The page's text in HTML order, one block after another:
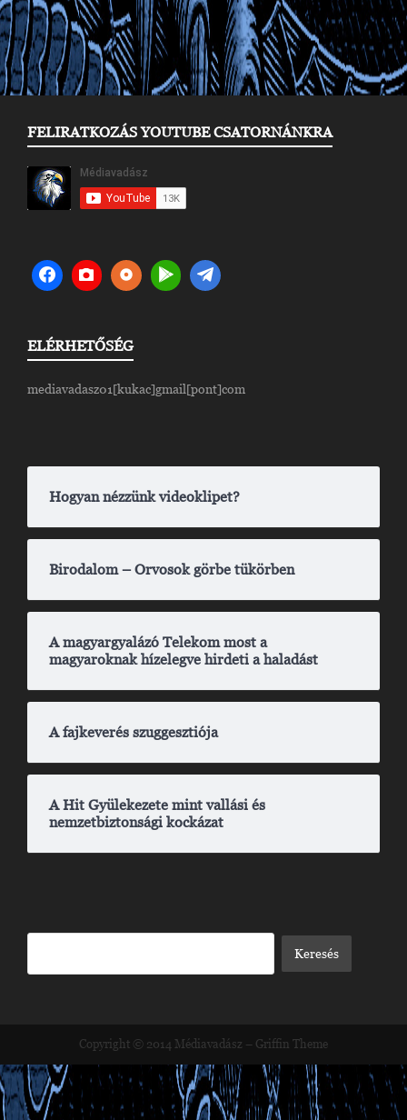
FELIRATKOZÁS YOUTUBE CSATORNÁNKRA
ELÉRHETŐSÉG
mediavadasz01[kukac]gmail[pont]com
Hogyan nézzünk videoklipet?
Birodalom – Orvosok görbe tükörben
A magyargyalázó Telekom most a
magyaroknak hízelegve hirdeti a haladást
A fajkeverés szuggesztiója
A Hit Gyülekezete mint vallási és
nemzetbiztonsági kockázat
Copyright © 2014 Médiavadász – Griffin Theme